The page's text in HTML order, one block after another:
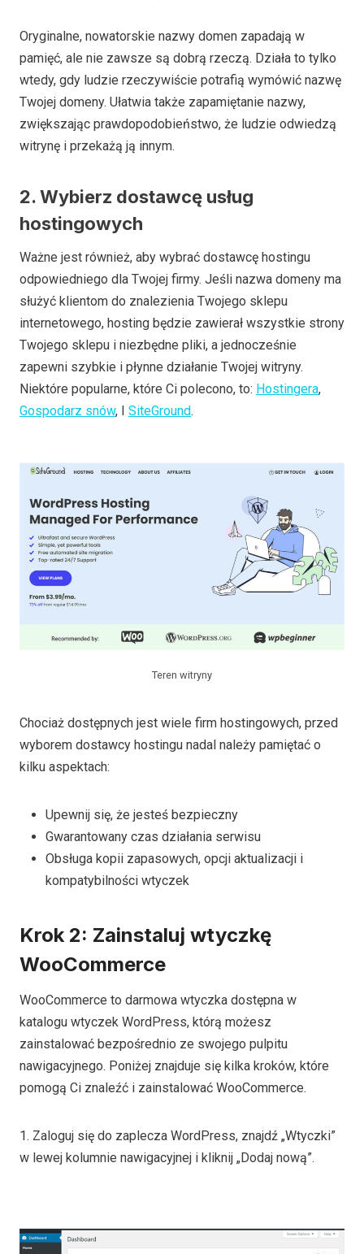
Oryginalne, nowatorskie nazwy domen zapadają w
pamięć, ale nie zawsze są dobrą rzeczą. Działa to tylko
wtedy, gdy ludzie rzeczywiście potrafią wymówić nazwę
Twojej domeny. Ułatwia także zapamiętanie nazwy,
zwiększając prawdopodobieństwo, że ludzie odwiedzą
witrynę i przekażą ją innym.
2. Wybierz dostawcę usług
hostingowych
Ważne jest również, aby wybrać dostawcę hostingu
odpowiedniego dla Twojej firmy. Jeśli nazwa domeny ma
służyć klientom do znalezienia Twojego sklepu
internetowego, hosting będzie zawierał wszystkie strony
Twojego sklepu i niezbędne pliki, a jednocześnie
zapewni szybkie i płynne działanie Twojej witryny.
Niektóre popularne, które Ci polecono, to: Hostingera,
Gospodarz snów, I SiteGround.
Teren witryny
Chociaż dostępnych jest wiele firm hostingowych, przed
wyborem dostawcy hostingu nadal należy pamiętać o
kilku aspektach:
Upewnij się, że jesteś bezpieczny
Gwarantowany czas działania serwisu
Obsługa kopii zapasowych, opcji aktualizacji i
kompatybilności wtyczek
Krok 2: Zainstaluj wtyczkę
WooCommerce
WooCommerce to darmowa wtyczka dostępna w
katalogu wtyczek WordPress, którą możesz
zainstalować bezpośrednio ze swojego pulpitu
nawigacyjnego. Poniżej znajduje się kilka kroków, które
pomogą Ci znaleźć i zainstalować WooCommerce.
1. Zaloguj się do zaplecza WordPress, znajdź „Wtyczki”
w lewej kolumnie nawigacyjnej i kliknij „Dodaj nową”.